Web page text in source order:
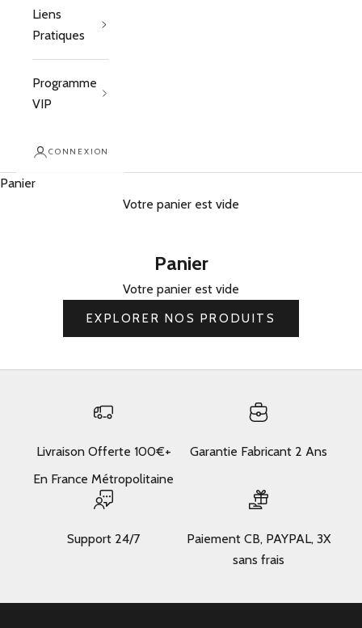
Liens
Pratiques
Programme
VIP
CONNEXION
Panier
Votre panier est vide
Panier
Votre panier est vide
EXPLORER NOS PRODUITS
Livraison Offerte 100€+
En France Métropolitaine
Garantie Fabricant 2 Ans
Support 24/7
Paiement CB, PAYPAL, 3X
sans frais